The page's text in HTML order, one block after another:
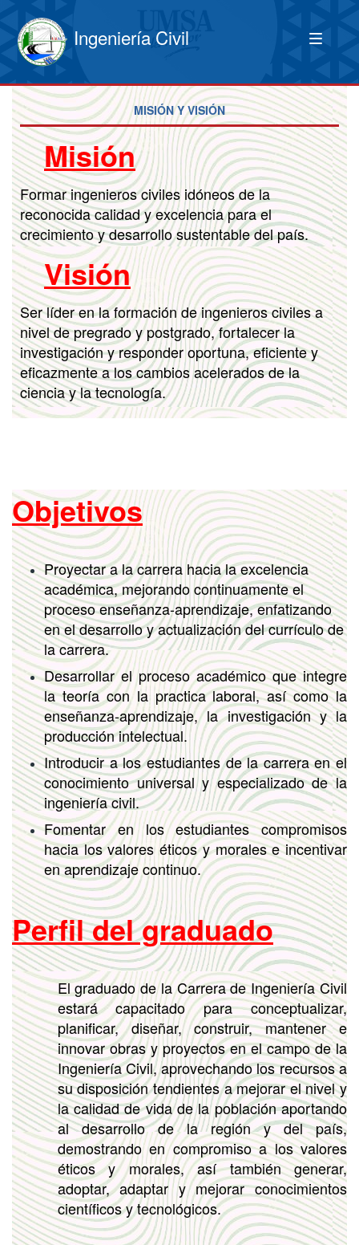
Ingeniería Civil
MISIÓN Y VISIÓN
Misión
Formar ingenieros civiles idóneos de la
reconocida calidad y excelencia para el
crecimiento y desarrollo sustentable del país.
Visión
Ser líder en la formación de ingenieros civiles a
nivel de pregrado y postgrado, fortalecer la
investigación y responder oportuna, eficiente y
eficazmente a los cambios acelerados de la
ciencia y la tecnología.
Objetivos
Proyectar a la carrera hacia la excelencia
académica, mejorando continuamente el
proceso enseñanza-aprendizaje, enfatizando
en el desarrollo y actualización del currículo de
la carrera.
Desarrollar el proceso académico que integre
la teoría con la practica laboral, así como la
enseñanza-aprendizaje, la investigación y la
producción intelectual.
Introducir a los estudiantes de la carrera en el
conocimiento universal y especializado de la
ingeniería civil.
Fomentar en los estudiantes compromisos
hacia los valores éticos y morales e incentivar
en aprendizaje continuo.
Perfil del graduado
El graduado de la Carrera de Ingeniería Civil
estará capacitado para conceptualizar,
planificar, diseñar, construir, mantener e
innovar obras y proyectos en el campo de la
Ingeniería Civil, aprovechando los recursos a
su disposición tendientes a mejorar el nivel y
la calidad de vida de la población aportando
al desarrollo de la región y del país,
demostrando en compromiso a los valores
éticos y morales, así también generar,
adoptar, adaptar y mejorar conocimientos
científicos y tecnológicos.